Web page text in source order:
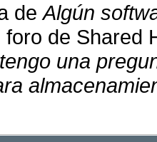
deAlgún
foro de Shared
una